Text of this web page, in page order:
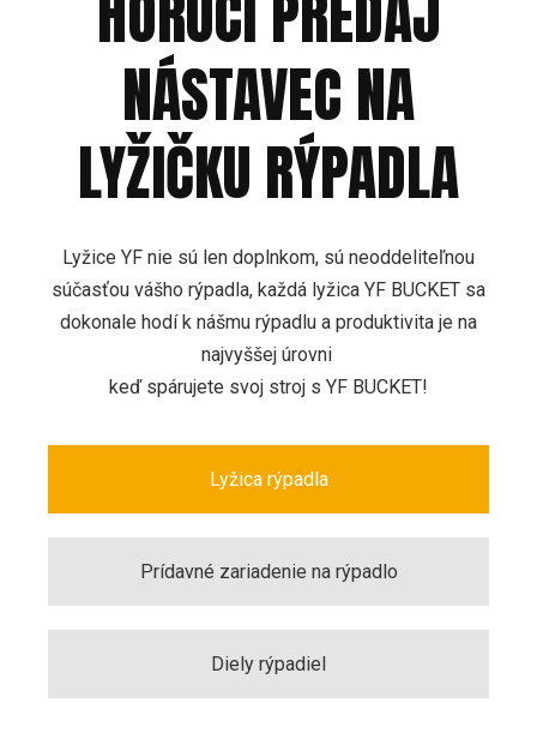
NÁSTAVEC NA
LYŽIČKU RÝPADLA
Lyžice YF nie sú len doplnkom, sú neoddeliteľnou
súčasťou vášho rýpadla, každá lyžica YF BUCKET sa
dokonale hodí k nášmu rýpadlu a produktivita je na
najvyššej úrovni
keď spárujete svoj stroj s YF BUCKET!
Lyžica rýpadla
Prídavné zariadenie na rýpadlo
Diely rýpadiel